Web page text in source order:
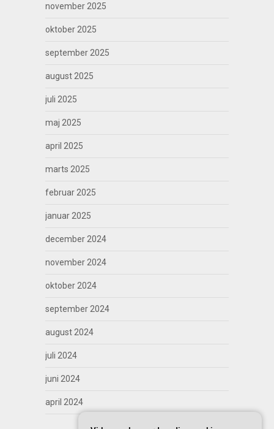
november 2025
oktober 2025
september 2025
august 2025
juli 2025
maj 2025
april 2025
marts 2025
februar 2025
januar 2025
december 2024
november 2024
oktober 2024
september 2024
august 2024
juli 2024
juni 2024
april 2024